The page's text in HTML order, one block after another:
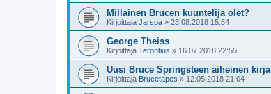
Millainen Brucen kuuntelija olet?
Kirjoittaja Jarspa » 23.08.2018 15:54
George Theiss
Kirjoittaja Terontius » 16.07.2018 22:55
Uusi Bruce Springsteen aiheinen kirja
Kirjoittaja Brucetapes » 12.05.2018 21:04